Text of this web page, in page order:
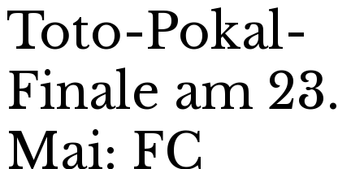
Toto-Pokal-
Finale am 23.
Mai: FC